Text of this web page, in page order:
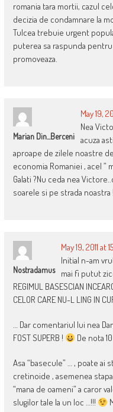
romania tara mortii, cazul
decizia de condamnare la
Tulcea trebuie urgent
puterea sa raspunda
promoveaza.
Marian Din...Berceni
May 19,
Nea
acuza
aproape de zilele noastre
economia Romaniei , acel ”
Galati ?Nu ceda nea
soarele si pe strada noastra
Nostradamus
May 19, 2011 at
Initial n-am
mai fi putut
REGIMUL BASESCIAN
CELOR CARE NU-L LING IN
… Dar comentariul lui nea
FOST SUPERB !
De nota
Asa “basecule” … , poate ai
cretinoide , asemenea
“mana de oameni” a caror
slugilor tale la un loc …!!!